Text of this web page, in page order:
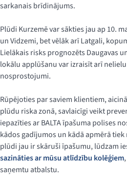
sarkanais brīdinājums.
Plūdi Kurzemē var sākties jau ap 10.
un Vidzemi, bet vēlāk arī Latgali,
Lielākais risks prognozēts Daugavas
lokālu applūšanu var izraisīt arī
nosprostojumi.
Rūpējoties par saviem klientiem,
plūdu riska zonā, savlaicīgi veikt
iepazīties ar BALTA īpašuma polises
kādos gadījumos un kādā apmērā
plūdi jau ir skāruši īpašumu, lūdzam
sazināties ar mūsu atlīdzību kolēģiem
saņemtu atbalstu.